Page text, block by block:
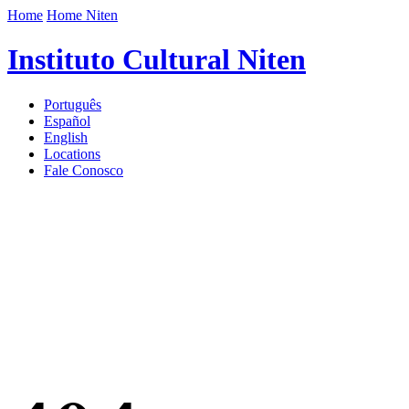
Home Home Niten
Instituto Cultural Niten
Português
Español
English
Locations
Fale Conosco